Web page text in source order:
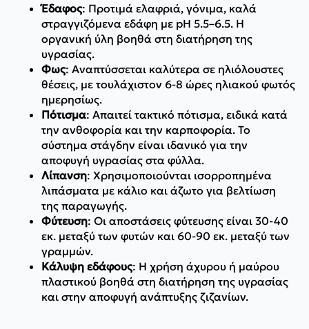
Έδαφος: Προτιμά ελαφριά, γόνιμα, καλά
στραγγιζόμενα εδάφη με pH 5.5–6.5. Η
οργανική ύλη βοηθά στη διατήρηση της
υγρασίας.
Φως: Αναπτύσσεται καλύτερα σε ηλιόλουστες
θέσεις, με τουλάχιστον 6-8 ώρες ηλιακού φωτός
ημερησίως.
Πότισμα: Απαιτεί τακτικό πότισμα, ειδικά κατά
την ανθοφορία και την καρποφορία. Το
σύστημα στάγδην είναι ιδανικό για την
αποφυγή υγρασίας στα φύλλα.
Λίπανση: Χρησιμοποιούνται ισορροπημένα
λιπάσματα με κάλιο και άζωτο για βελτίωση
της παραγωγής.
Φύτευση: Οι αποστάσεις φύτευσης είναι 30-40
εκ. μεταξύ των φυτών και 60-90 εκ. μεταξύ των
γραμμών.
Κάλυψη εδάφους: Η χρήση άχυρου ή μαύρου
πλαστικού βοηθά στη διατήρηση της υγρασίας
και στην αποφυγή ανάπτυξης ζιζανίων.